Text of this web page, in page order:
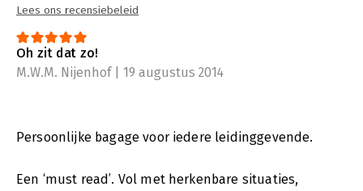
Lees ons recensiebeleid
Oh zit dat zo!
M.W.M. Nijenhof | 19 augustus 2014
Persoonlijke bagage voor iedere leidinggevende.
Een ‘must read’. Vol met herkenbare situaties,